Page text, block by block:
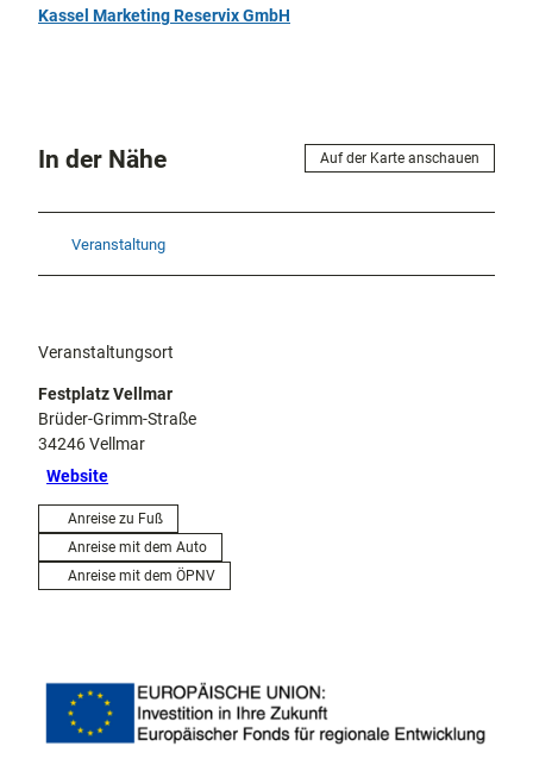
Kassel Marketing Reservix GmbH
In der Nähe Auf der Karte anschauen
Veranstaltung
Veranstaltungsort
Festplatz Vellmar
Brüder-Grimm-Straße
34246Vellmar
Website
Anreise zu Fuß
Anreise mit dem Auto
Anreise mit dem ÖPNV